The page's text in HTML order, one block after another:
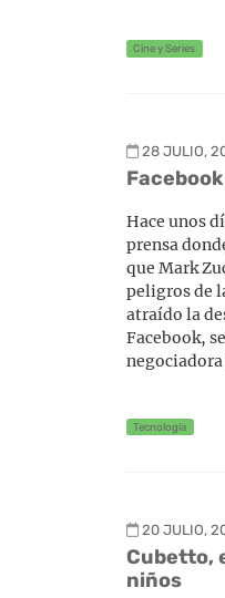
Cine y Series
28 JULIO,
Hace unos
prensa
que Mark
peligros de
atraído la
Facebook,
Tecnología
20 JULIO,
Cubetto,
niños